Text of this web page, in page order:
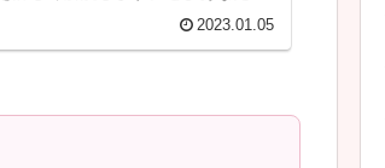
2023.01.05